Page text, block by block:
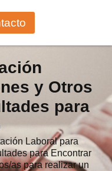
y Otros
para
Laboral para
para Encontrar
as para realizar un